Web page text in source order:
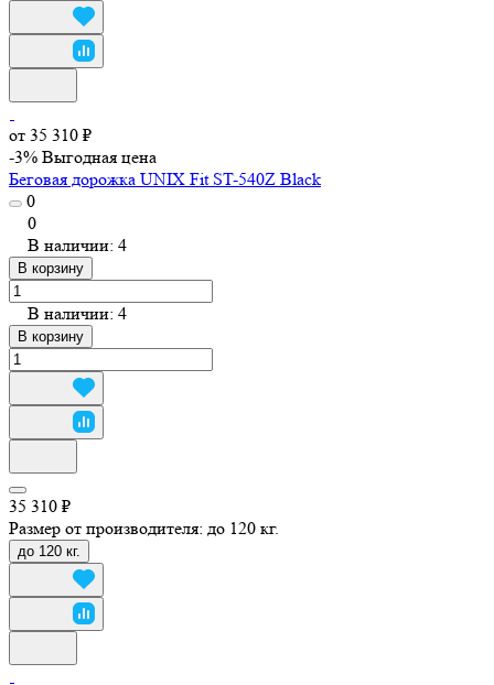
от 35 310 ₽
-3% Выгодная цена
Беговая дорожка UNIX Fit ST-540Z Black
0
0
В наличии: 4
В корзину
В наличии: 4
В корзину
35 310 ₽
Размер от производителя: до 120 кг.
до 120 кг.